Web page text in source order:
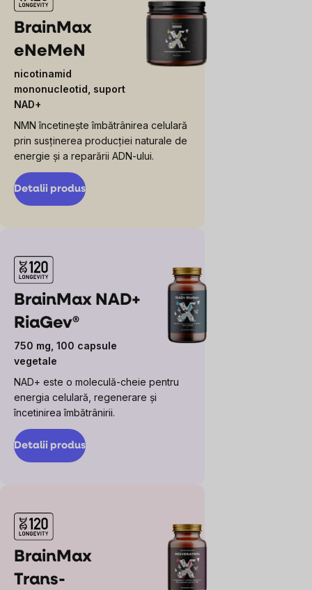
BrainMax
eNeMeN
nicotinamid
mononucleotid, suport
NAD+
NMN încetinește îmbătrânirea celulară
prin susținerea producției naturale de
energie și a reparării ADN-ului.
Detalii produs
BrainMax NAD+
RiaGev®
750 mg, 100 capsule
vegetale
NAD+ este o moleculă-cheie pentru
energia celulară, regenerare și
încetinirea îmbătrânirii.
Detalii produs
BrainMax
Trans-